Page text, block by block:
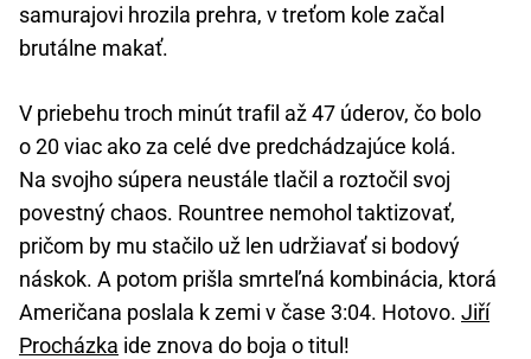
samurajovi hrozila prehra, v treťom kole začal
brutálne makať.
V priebehu troch minút trafil až 47 úderov, čo bolo
o 20 viac ako za celé dve predchádzajúce kolá.
Na svojho súpera neustále tlačil a roztočil svoj
povestný chaos. Rountree nemohol taktizovať,
pričom by mu stačilo už len udržiavať si bodový
náskok. A potom prišla smrteľná kombinácia, ktorá
Američana poslala k zemi v čase 3:04. Hotovo. Jiří
Procházka ide znova do boja o titul!